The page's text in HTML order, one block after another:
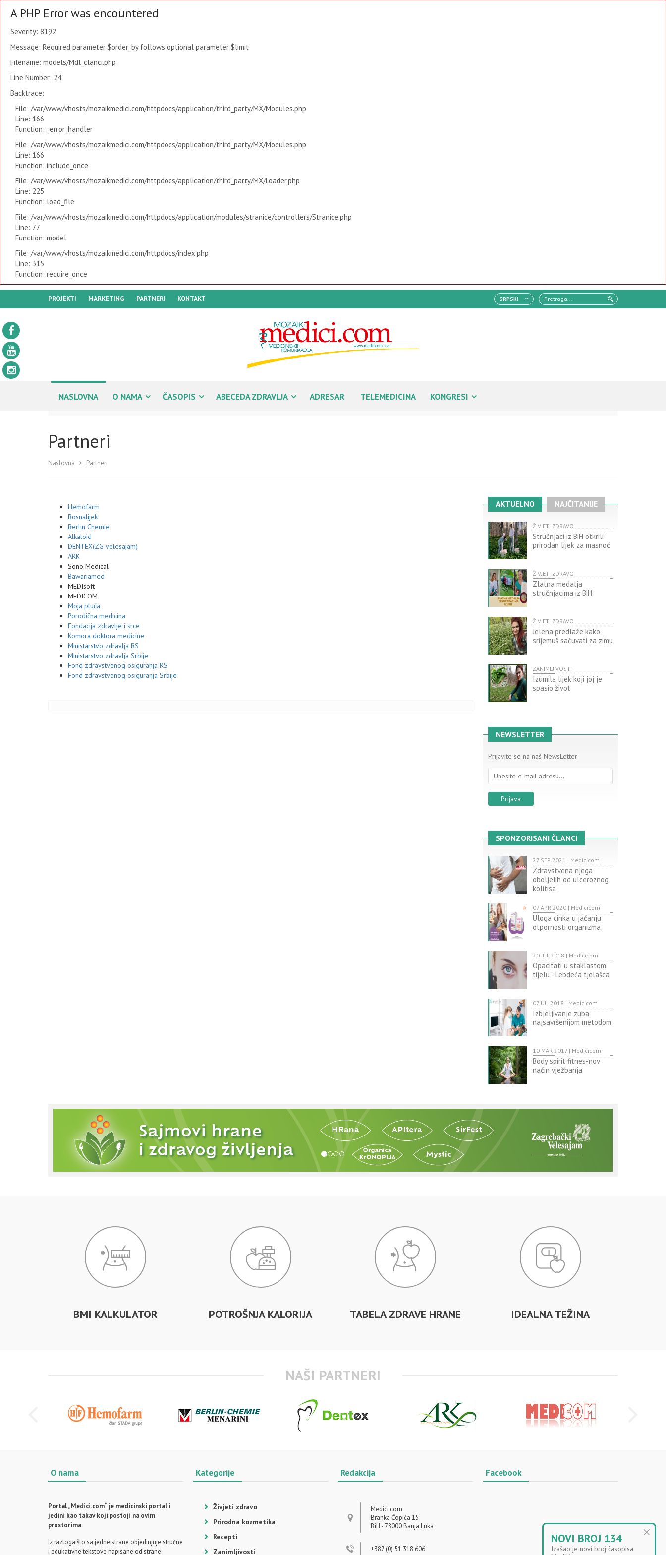
A PHP Error was encountered
Severity: 8192
Message: Required parameter $order_by follows optional parameter $limit
Filename: models/Mdl_clanci.php
Line Number: 24
Backtrace:
File: /var/www/vhosts/mozaikmedici.com/httpdocs/application/third_party/MX/Modules.php
Line: 166
Function: _error_handler
File: /var/www/vhosts/mozaikmedici.com/httpdocs/application/third_party/MX/Modules.php
Line: 166
Function: include_once
File: /var/www/vhosts/mozaikmedici.com/httpdocs/application/third_party/MX/Loader.php
Line: 225
Function: load_file
File: /var/www/vhosts/mozaikmedici.com/httpdocs/application/modules/stranice/controllers/Stranice.php
Line: 77
Function: model
File: /var/www/vhosts/mozaikmedici.com/httpdocs/index.php
Line: 315
Function: require_once
PROJEKTI MARKETING PARTNERI KONTAKT SRPSKI
NASLOVNA O NAMA ČASOPIS ABECEDA ZDRAVLJA ADRESAR TELEMEDICINA KONGRESI
Partneri
Naslovna > Partneri
Hemofarm
Bosnalijek
Berlin Chemie
Alkaloid
DENTEX(ZG velesajam)
ARK
Sono Medical
Bawariamed
MEDIsoft
MEDICOM
Moja pluća
Porodična medicina
Fondacija zdravlje i srce
Komora doktora medicine
Ministarstvo zdravlja RS
Ministarstvo zdravlja Srbije
Fond zdravstvenog osiguranja RS
Fond zdravstvenog osiguranja Srbije
AKTUELNO NAJČITANIJE
ŽIVJETI ZDRAVO
Stručnjaci iz BiH otkrili
prirodan lijek za masnoć
ŽIVJETI ZDRAVO
Zlatna medalja
stručnjacima iz BiH
ŽIVJETI ZDRAVO
Jelena predlaže kako
srijemuš sačuvati za zimu
ZANIMLJIVOSTI
Izumila lijek koji joj je
spasio život
NEWSLETTER
Prijavite se na naš NewsLetter
SPONZORISANI ČLANCI
27 SEP 2021 | Medicicom
Zdravstvena njega
oboljelih od ulceroznog
kolitisa
07 APR 2020 | Medicicom
Uloga cinka u jačanju
otpornosti organizma
20 JUL 2018 | Medicicom
Opacitati u staklastom
tijelu - Lebdeća tjelašca
07 JUL 2018 | Medicicom
Izbjeljivanje zuba
najsavršenijom metodom
10 MAR 2017 | Medicicom
Body spirit fitnes-nov
način vježbanja
BMI KALKULATOR POTROŠNJA KALORIJA TABELA ZDRAVE HRANE IDEALNA TEŽINA
NAŠI PARTNERI
O nama
Portal „Medici.com“ je medicinski portal i
jedini kao takav koji postoji na ovim
prostorima
Iz razloga što sa jedne strane objedinjuje stručne
i edukativne tekstove napisane od strane
Kategorije
Živjeti zdravo
Prirodna kozmetika
Recepti
Zanimljivosti
Redakcija
Medici.com
Branka Ćopića 15
BiH - 78000 Banja Luka
+387 (0) 51 318 606
Facebook
NOVI BROJ 134
Izašao je novi broj časopisa